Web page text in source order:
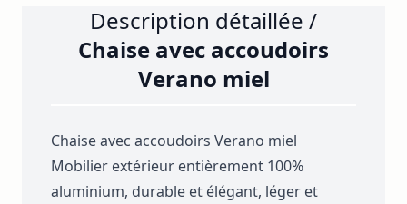
Description détaillée /
Chaise avec accoudoirs
Verano miel
Chaise avec accoudoirs Verano miel
Mobilier extérieur entièrement 100%
aluminium, durable et élégant, léger et